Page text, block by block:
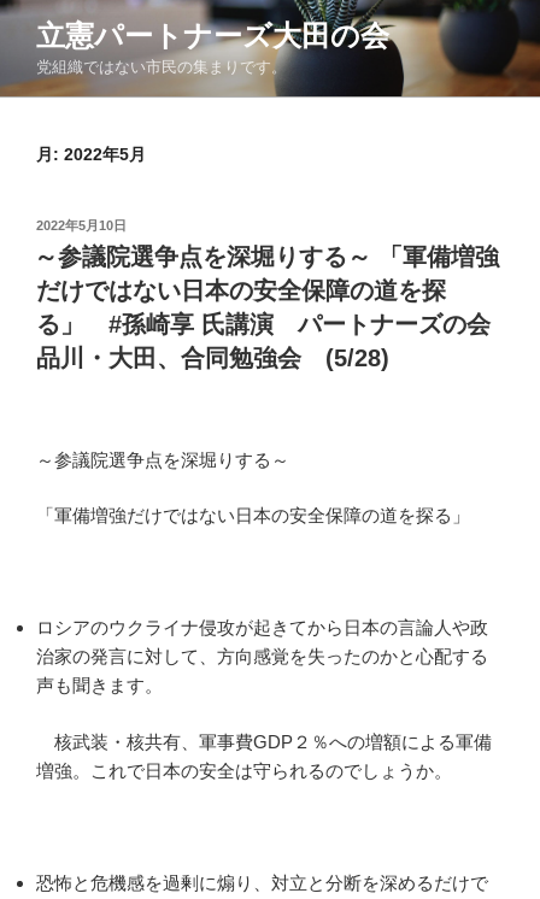
コ
ン
立憲パートナーズ大田の会
党組織ではない市民の集まりです。
月: 2022年5月
投
2022年5月10日
～参議院選争点を深堀りする～ 「軍備増強
だけではない日本の安全保障の道を探
る」 #孫崎享 氏講演 パートナーズの会
品川・大田、合同勉強会 (5/28)
～参議院選争点を深堀りする～
「軍備増強だけではない日本の安全保障の道を探る」
ロシアのウクライナ侵攻が起きてから日本の言論人や政
治家の発言に対して、方向感覚を失ったのかと心配する
声も聞きます。
核武装・核共有、軍事費GDP２％への増額による軍備
増強。これで日本の安全は守られるのでしょうか。
恐怖と危機感を過剰に煽り、対立と分断を深めるだけで